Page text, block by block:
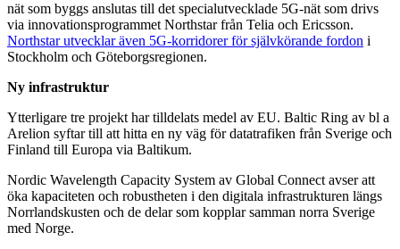
nät som byggs anslutas till det specialutvecklade 5G-nät som drivs
via innovationsprogrammet Northstar från Telia och Ericsson.
Northstar utvecklar även 5G-korridorer för självkörande fordon i
Stockholm och Göteborgsregionen.
Ny infrastruktur
Ytterligare tre projekt har tilldelats medel av EU. Baltic Ring av bl a
Arelion syftar till att hitta en ny väg för datatrafiken från Sverige och
Finland till Europa via Baltikum.
Nordic Wavelength Capacity System av Global Connect avser att
öka kapaciteten och robustheten i den digitala infrastrukturen längs
Norrlandskusten och de delar som kopplar samman norra Sverige
med Norge.